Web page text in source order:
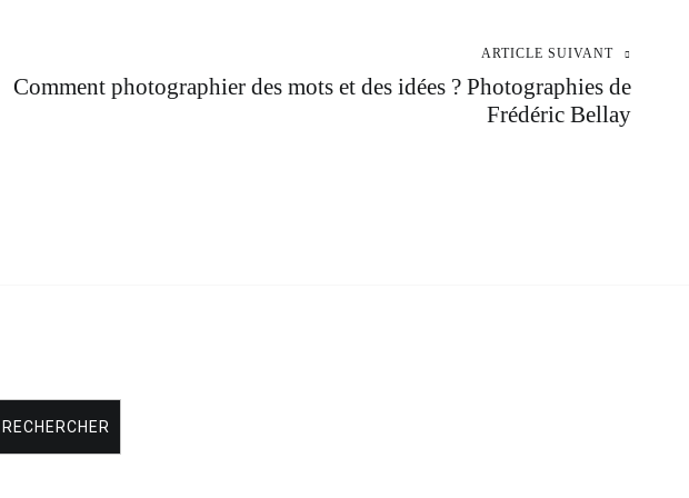
ARTICLE SUIVANT
Comment photographier des mots et des idées ? Photographies de
Frédéric Bellay
RECHERCHER